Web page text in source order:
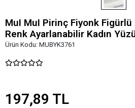
MuI MuI Pirinç Fiyonk Figürlü
Renk Ayarlanabilir Kadın
Ürün Kodu: MUBYK3761
197,89 TL